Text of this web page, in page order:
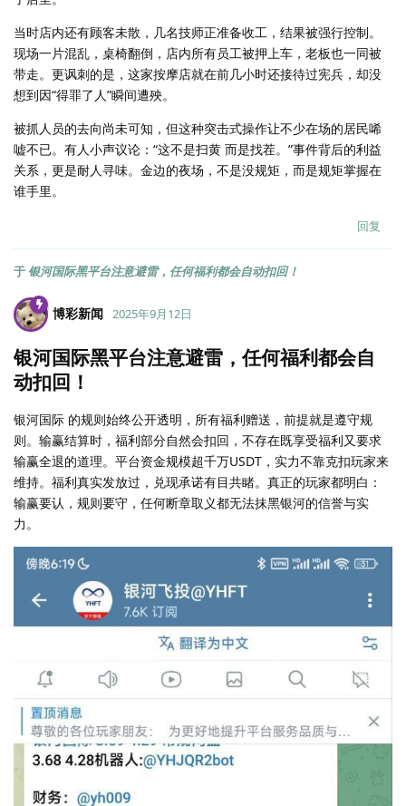
当时店内还有顾客未散，几名技师正准备收工，结果被强行控制。
现场一片混乱，桌椅翻倒，店内所有员工被押上车，老板也一同被
带走。更讽刺的是，这家按摩店就在前几小时还接待过宪兵，却没
想到因“得罪了人”瞬间遭殃。
被抓人员的去向尚未可知，但这种突击式操作让不少在场的居民唏
嘘不已。有人小声议论：“这不是扫黄 而是找茬。”事件背后的利益
关系，更是耐人寻味。金边的夜场，不是没规矩，而是规矩掌握在
谁手里。
回复
于 银河国际黑平台注意避雷，任何福利都会自动扣回！
博彩新闻 2025年9月12日
银河国际黑平台注意避雷，任何福利都会自
动扣回！
银河国际 的规则始终公开透明，所有福利赠送，前提就是遵守规
则。输赢结算时，福利部分自然会扣回，不存在既享受福利又要求
输赢全退的道理。平台资金规模超千万USDT，实力不靠克扣玩家来
维持。福利真实发放过，兑现承诺有目共睹。真正的玩家都明白：
输赢要认，规则要守，任何断章取义都无法抹黑银河的信誉与实
力。